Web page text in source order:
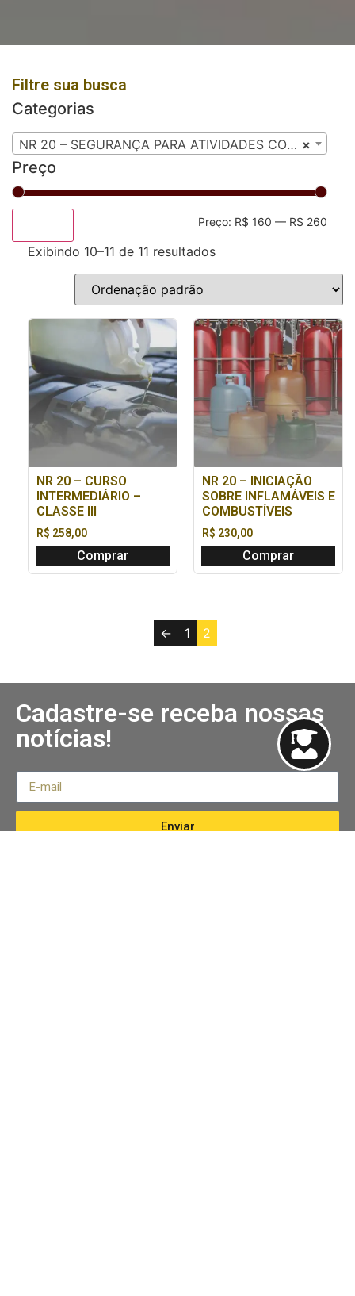
Filtre sua busca
Categorias
×
NR 20 – SEGURANÇA PARA ATIVIDADES COM INFLAMÁVEIS E COMBUSTÍVEIS
Preço
Preço: R$ 160 — R$ 260
Exibindo 10–11 de 11 resultados
NR 20 – CURSO
INTERMEDIÁRIO –
CLASSE III
R$ 258,00
Comprar
NR 20 – INICIAÇÃO
SOBRE INFLAMÁVEIS E
COMBUSTÍVEIS
R$ 230,00
Comprar
← 1 2
Cadastre-se receba nossas
notícias!
Enviar